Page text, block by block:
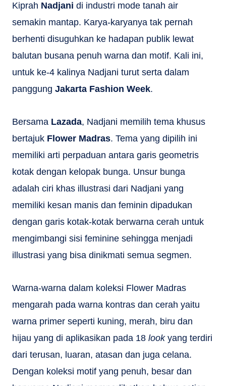
Kiprah Nadjani di industri mode tanah air
semakin mantap. Karya-karyanya tak pernah
berhenti disuguhkan ke hadapan publik lewat
balutan busana penuh warna dan motif. Kali ini,
untuk ke-4 kalinya Nadjani turut serta dalam
panggung Jakarta Fashion Week.
Bersama Lazada, Nadjani memilih tema khusus
bertajuk Flower Madras. Tema yang dipilih ini
memiliki arti perpaduan antara garis geometris
kotak dengan kelopak bunga. Unsur bunga
adalah ciri khas illustrasi dari Nadjani yang
memiliki kesan manis dan feminin dipadukan
dengan garis kotak-kotak berwarna cerah untuk
mengimbangi sisi feminine sehingga menjadi
illustrasi yang bisa dinikmati semua segmen.
Warna-warna dalam koleksi Flower Madras
mengarah pada warna kontras dan cerah yaitu
warna primer seperti kuning, merah, biru dan
hijau yang di aplikasikan pada 18 look yang terdiri
dari terusan, luaran, atasan dan juga celana.
Dengan koleksi motif yang penuh, besar dan